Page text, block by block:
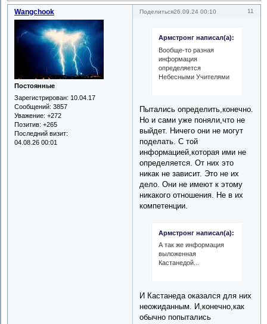
Поделиться 11
26.09.24 00:10
Wangchook
Постоянные
Зарегистрирован: 10.04.17
Сообщений: 3857
Уважение: +272
Позитив: +265
Последний визит:
04.08.26 00:01
Армстронг написал(а):
Вообще-то разная
информация
определяется
Небесными Учителями
Пытались определить,конечно.
Но и сами уже поняли,что не
выйдет. Ничего они не могут
поделать. С той
информацией,которая ими не
определяется. От них это
никак не зависит. Это не их
дело. Они не имеют к этому
никакого отношения. Не в их
компетенции.
Армстронг написал(а):
А так же информация
выложенная
Кастанедой...
И Кастанеда оказался для них
неожиданным. И,конечно,как
обычно попытались